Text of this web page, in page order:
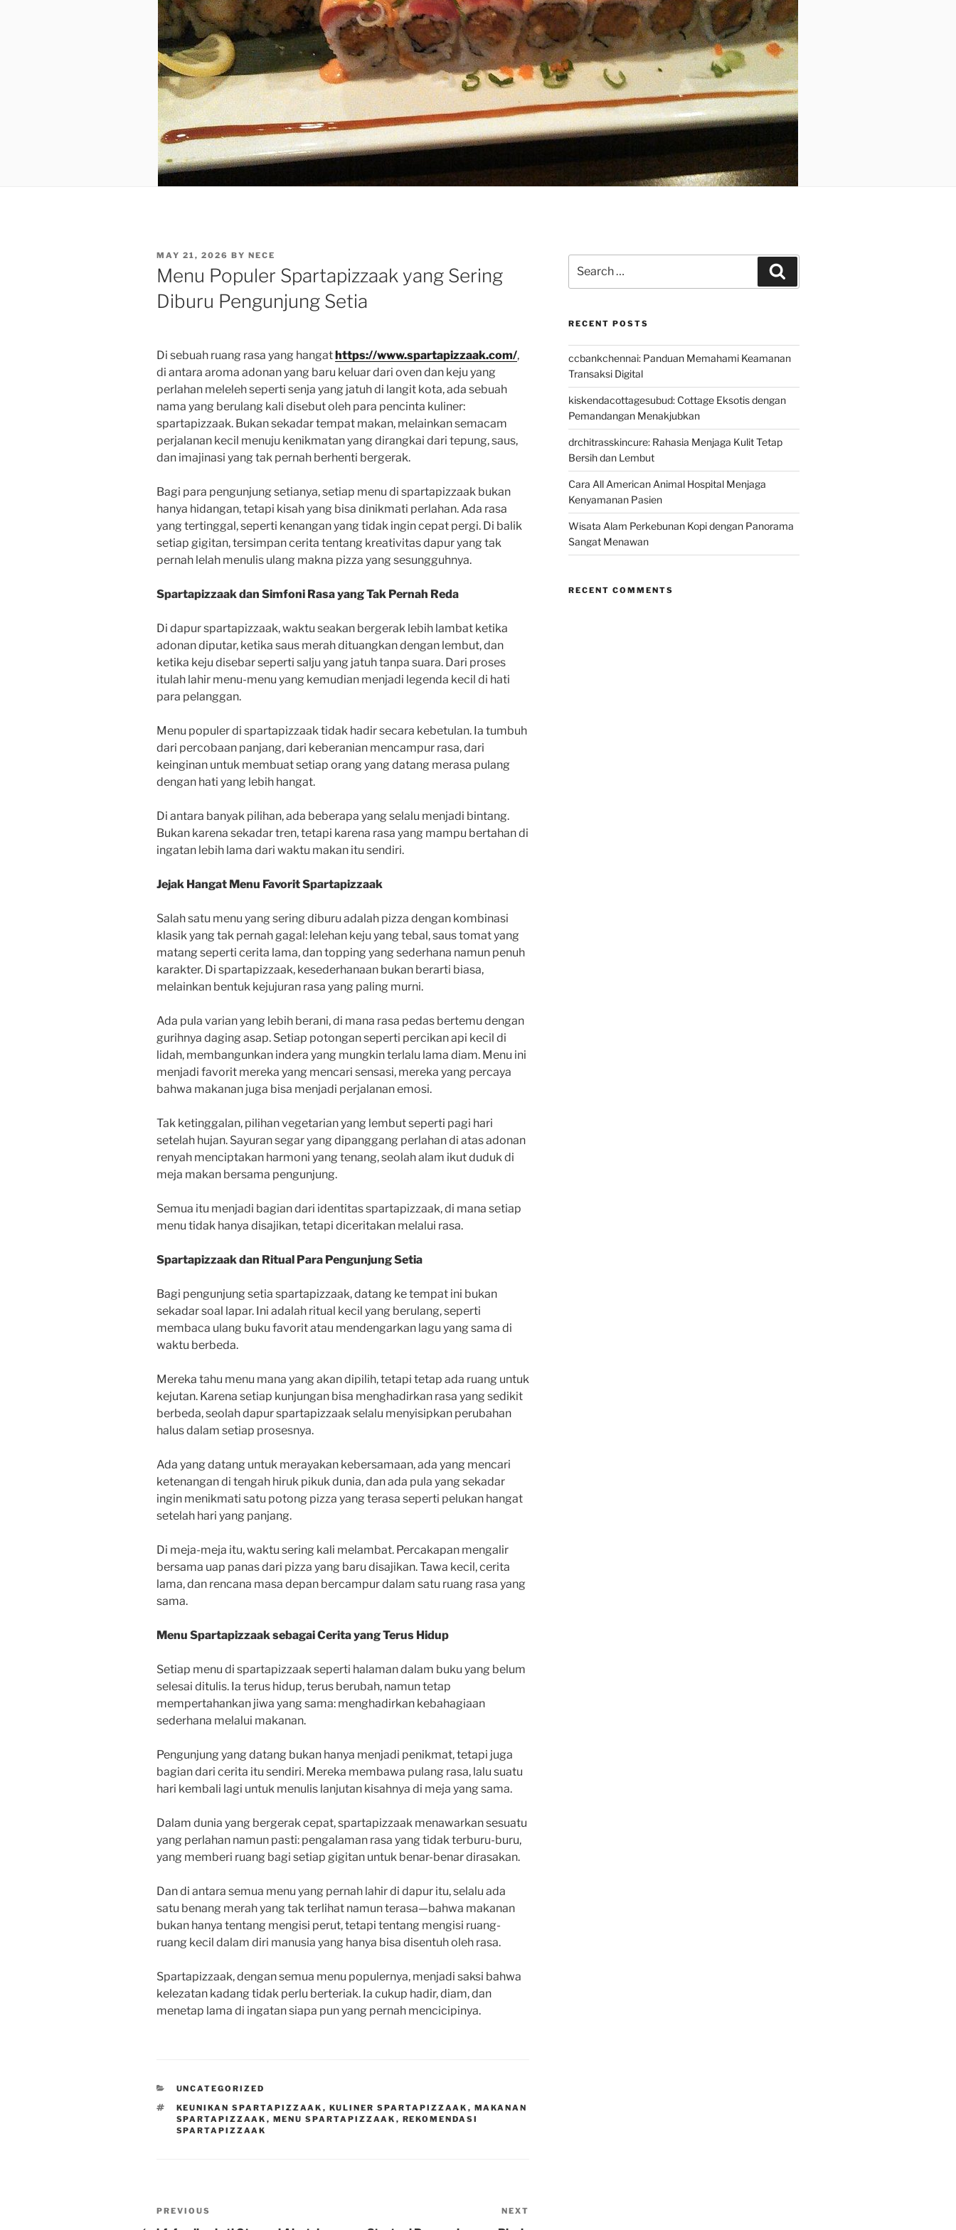
POSTED
ON
MAY 21, 2026 BY NECE
Menu Populer Spartapizzaak yang Sering
Diburu Pengunjung Setia
Di sebuah ruang rasa yang hangat https://www.spartapizzaak.com/,
di antara aroma adonan yang baru keluar dari oven dan keju yang
perlahan meleleh seperti senja yang jatuh di langit kota, ada sebuah
nama yang berulang kali disebut oleh para pencinta kuliner:
spartapizzaak. Bukan sekadar tempat makan, melainkan semacam
perjalanan kecil menuju kenikmatan yang dirangkai dari tepung, saus,
dan imajinasi yang tak pernah berhenti bergerak.
Bagi para pengunjung setianya, setiap menu di spartapizzaak bukan
hanya hidangan, tetapi kisah yang bisa dinikmati perlahan. Ada rasa
yang tertinggal, seperti kenangan yang tidak ingin cepat pergi. Di balik
setiap gigitan, tersimpan cerita tentang kreativitas dapur yang tak
pernah lelah menulis ulang makna pizza yang sesungguhnya.
Spartapizzaak dan Simfoni Rasa yang Tak Pernah Reda
Di dapur spartapizzaak, waktu seakan bergerak lebih lambat ketika
adonan diputar, ketika saus merah dituangkan dengan lembut, dan
ketika keju disebar seperti salju yang jatuh tanpa suara. Dari proses
itulah lahir menu-menu yang kemudian menjadi legenda kecil di hati
para pelanggan.
Menu populer di spartapizzaak tidak hadir secara kebetulan. Ia tumbuh
dari percobaan panjang, dari keberanian mencampur rasa, dari
keinginan untuk membuat setiap orang yang datang merasa pulang
dengan hati yang lebih hangat.
Di antara banyak pilihan, ada beberapa yang selalu menjadi bintang.
Bukan karena sekadar tren, tetapi karena rasa yang mampu bertahan di
ingatan lebih lama dari waktu makan itu sendiri.
Jejak Hangat Menu Favorit Spartapizzaak
Salah satu menu yang sering diburu adalah pizza dengan kombinasi
klasik yang tak pernah gagal: lelehan keju yang tebal, saus tomat yang
matang seperti cerita lama, dan topping yang sederhana namun penuh
karakter. Di spartapizzaak, kesederhanaan bukan berarti biasa,
melainkan bentuk kejujuran rasa yang paling murni.
Ada pula varian yang lebih berani, di mana rasa pedas bertemu dengan
gurihnya daging asap. Setiap potongan seperti percikan api kecil di
lidah, membangunkan indera yang mungkin terlalu lama diam. Menu ini
menjadi favorit mereka yang mencari sensasi, mereka yang percaya
bahwa makanan juga bisa menjadi perjalanan emosi.
Tak ketinggalan, pilihan vegetarian yang lembut seperti pagi hari
setelah hujan. Sayuran segar yang dipanggang perlahan di atas adonan
renyah menciptakan harmoni yang tenang, seolah alam ikut duduk di
meja makan bersama pengunjung.
Semua itu menjadi bagian dari identitas spartapizzaak, di mana setiap
menu tidak hanya disajikan, tetapi diceritakan melalui rasa.
Spartapizzaak dan Ritual Para Pengunjung Setia
Bagi pengunjung setia spartapizzaak, datang ke tempat ini bukan
sekadar soal lapar. Ini adalah ritual kecil yang berulang, seperti
membaca ulang buku favorit atau mendengarkan lagu yang sama di
waktu berbeda.
Mereka tahu menu mana yang akan dipilih, tetapi tetap ada ruang untuk
kejutan. Karena setiap kunjungan bisa menghadirkan rasa yang sedikit
berbeda, seolah dapur spartapizzaak selalu menyisipkan perubahan
halus dalam setiap prosesnya.
Ada yang datang untuk merayakan kebersamaan, ada yang mencari
ketenangan di tengah hiruk pikuk dunia, dan ada pula yang sekadar
ingin menikmati satu potong pizza yang terasa seperti pelukan hangat
setelah hari yang panjang.
Di meja-meja itu, waktu sering kali melambat. Percakapan mengalir
bersama uap panas dari pizza yang baru disajikan. Tawa kecil, cerita
lama, dan rencana masa depan bercampur dalam satu ruang rasa yang
sama.
Menu Spartapizzaak sebagai Cerita yang Terus Hidup
Setiap menu di spartapizzaak seperti halaman dalam buku yang belum
selesai ditulis. Ia terus hidup, terus berubah, namun tetap
mempertahankan jiwa yang sama: menghadirkan kebahagiaan
sederhana melalui makanan.
Pengunjung yang datang bukan hanya menjadi penikmat, tetapi juga
bagian dari cerita itu sendiri. Mereka membawa pulang rasa, lalu suatu
hari kembali lagi untuk menulis lanjutan kisahnya di meja yang sama.
Dalam dunia yang bergerak cepat, spartapizzaak menawarkan sesuatu
yang perlahan namun pasti: pengalaman rasa yang tidak terburu-buru,
yang memberi ruang bagi setiap gigitan untuk benar-benar dirasakan.
Dan di antara semua menu yang pernah lahir di dapur itu, selalu ada
satu benang merah yang tak terlihat namun terasa—bahwa makanan
bukan hanya tentang mengisi perut, tetapi tentang mengisi ruang-
ruang kecil dalam diri manusia yang hanya bisa disentuh oleh rasa.
Spartapizzaak, dengan semua menu populernya, menjadi saksi bahwa
kelezatan kadang tidak perlu berteriak. Ia cukup hadir, diam, dan
menetap lama di ingatan siapa pun yang pernah mencicipinya.
CATEGORIES
UNCATEGORIZED
TAGS
KEUNIKAN SPARTAPIZZAAK , KULINER SPARTAPIZZAAK , MAKANAN
SPARTAPIZZAAK , MENU SPARTAPIZZAAK , REKOMENDASI
SPARTAPIZZAAK
Post
Previous
PREVIOUS NEXT
for:
RECENT POSTS
ccbankchennai: Panduan Memahami Keamanan
Transaksi Digital
kiskendacottagesubud: Cottage Eksotis dengan
Pemandangan Menakjubkan
drchitrasskincure: Rahasia Menjaga Kulit Tetap
Bersih dan Lembut
Cara All American Animal Hospital Menjaga
Kenyamanan Pasien
Wisata Alam Perkebunan Kopi dengan Panorama
Sangat Menawan
RECENT COMMENTS